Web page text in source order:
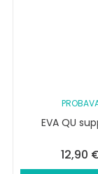
EVA QU
12,90